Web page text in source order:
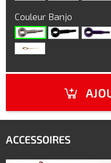
Couleur Banjo
ACCESSOIRES